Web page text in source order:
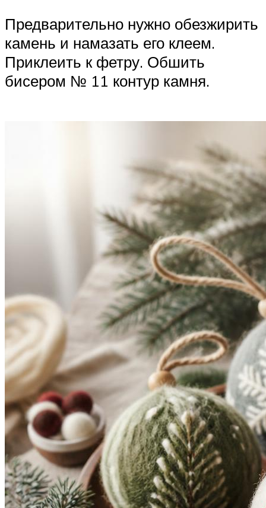
Предварительно нужно обезжирить
камень и намазать его клеем.
Приклеить к фетру. Обшить
бисером № 11 контур камня.